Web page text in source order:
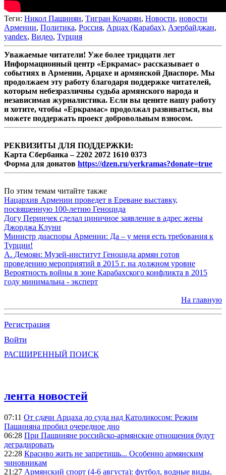
Теги: Никол Пашинян, Тигран Кочарян, Новости, новости
Армении, Политика, Россия, Арцах (Карабах), Азербайджан,
yandex, Видео, Турция
Уважаемые читатели! Уже более тридцати лет
Информационный центр «Еркрамас» рассказывает о
событиях в Армении, Арцахе и армянской Диаспоре. Мы
продолжаем эту работу благодаря поддержке читателей,
которым небезразличны судьба армянского народа и
независимая журналистика. Если вы цените нашу работу
и хотите, чтобы «Еркрамас» продолжал развиваться, вы
можете поддержать проект добровольным взносом.
РЕКВИЗИТЫ ДЛЯ ПОДДЕРЖКИ:
Карта Сбербанка – 2202 2072 1610 0373
Форма для донатов https://dzen.ru/yerkramas?donate=true
По этим темам читайте также
Нацархив Армении проведет в Ереване выставку,
посвященную 100-летию Геноцида
Догу Перинчек сделал циничное заявление в адрес жены
Джорджа Клуни
Министр диаспоры Армении: Да – у меня есть требования к
Турции!
А. Демоян: Музей-институт Геноцида армян готов
проведению мероприятий в 2015 г. на должном уровне
Вероятность войны в зоне Карабахского конфликта в 2015
году минимальна - эксперт
На главную
Регистрация
Войти
РАСШИРЕННЫЙ ПОИСК
лента новостей
07:11 От сдачи Арцаха до суда над Католикосом: Режим
Пашиняна пробил очередное дно
06:28 При Пашиняне российско-армянские отношения будут
деградировать
22:28 Красиво жить не запретишь... Особенно армянским
чиновникам
21:27 Армянский спорт (4-6 августа): футбол, водные виды,